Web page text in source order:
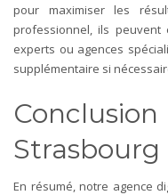
pour maximiser les
professionnel, ils peuvent
experts ou agences
supplémentaire si
Strasbourg
En résumé, notre agence